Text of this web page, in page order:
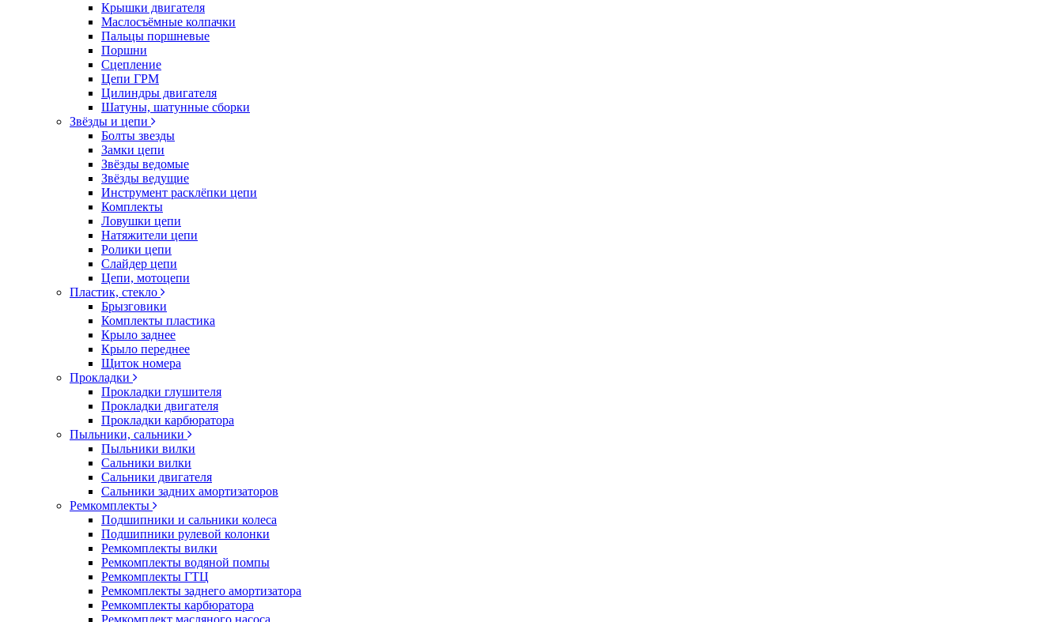
Крышки двигателя
Маслосъёмные колпачки
Пальцы поршневые
Поршни
Сцепление
Цепи ГРМ
Цилиндры двигателя
Шатуны, шатунные сборки
Звёзды и цепи
Болты звезды
Замки цепи
Звёзды ведомые
Звёзды ведущие
Инструмент расклёпки цепи
Комплекты
Ловушки цепи
Натяжители цепи
Ролики цепи
Слайдер цепи
Цепи, мотоцепи
Пластик, стекло
Брызговики
Комплекты пластика
Крыло заднее
Крыло переднее
Щиток номера
Прокладки
Прокладки глушителя
Прокладки двигателя
Прокладки карбюратора
Пыльники, сальники
Пыльники вилки
Сальники вилки
Сальники двигателя
Сальники задних амортизаторов
Ремкомплекты
Подшипники и сальники колеса
Подшипники рулевой колонки
Ремкомплекты вилки
Ремкомплекты водяной помпы
Ремкомплекты ГТЦ
Ремкомплекты заднего амортизатора
Ремкомплекты карбюратора
Ремкомплект масляного насоса